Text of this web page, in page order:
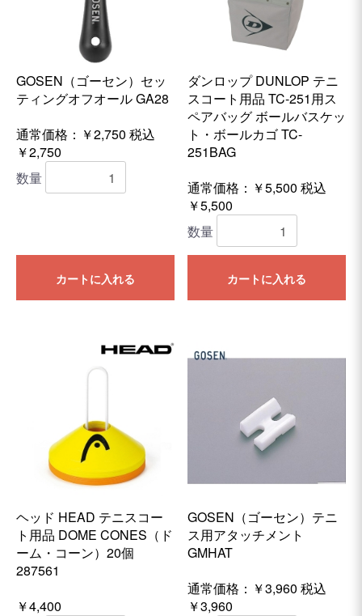
GOSEN（ゴーセン）セッ
ティングオフオール GA28
通常価格：￥2,750 税込
￥2,750
数量
カートに入れる
ダンロップ DUNLOP テニ
スコート用品 TC-251用ス
ペアバッグ ボールバスケッ
ト・ボールカゴ TC-
251BAG
通常価格：￥5,500 税込
￥5,500
数量
カートに入れる
ヘッド HEAD テニスコー
ト用品 DOME CONES（ド
ーム・コーン）20個
287561
￥4,400
GOSEN（ゴーセン）テニ
ス用アタッチメント
GMHAT
通常価格：￥3,960 税込
￥3,960